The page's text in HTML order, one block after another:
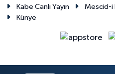
Kabe Canlı Yayın
Mescid-i
Künye